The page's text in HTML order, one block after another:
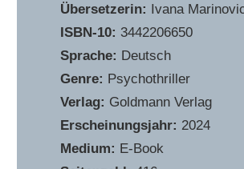
Übersetzerin: Ivana
ISBN-10:3442206650
Sprache: Deutsch
Genre: Psychothriller
Verlag: Goldmann Verlag
Erscheinungsjahr: 2024
Medium: E-Book